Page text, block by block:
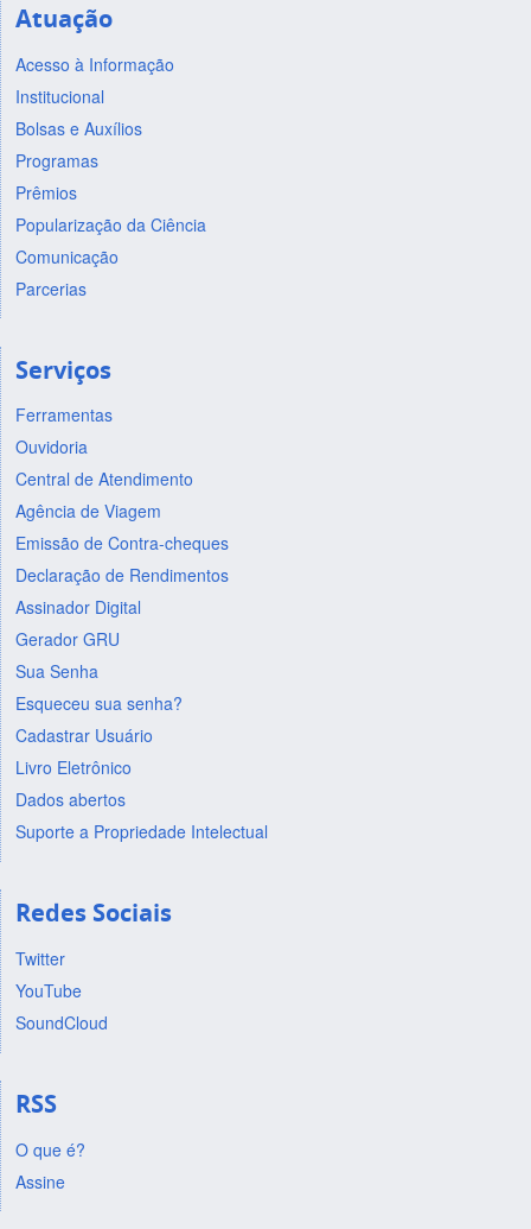
Atuação
Acesso à Informação
Institucional
Bolsas e Auxílios
Programas
Prêmios
Popularização da Ciência
Comunicação
Parcerias
Serviços
Ferramentas
Ouvidoria
Central de Atendimento
Agência de Viagem
Emissão de Contra-cheques
Declaração de Rendimentos
Assinador Digital
Gerador GRU
Sua Senha
Esqueceu sua senha?
Cadastrar Usuário
Livro Eletrônico
Dados abertos
Suporte a Propriedade Intelectual
Redes Sociais
Twitter
YouTube
SoundCloud
RSS
O que é?
Assine